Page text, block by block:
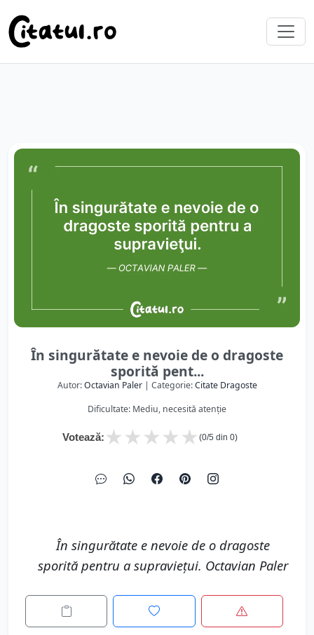
În singurătate e nevoie de o dragoste
sporită pent...
Autor:Octavian Paler| Categorie:Citate Dragoste
Dificultate: Mediu, necesită atenție
Votează: ★
★
★
★
★ (0/5 din 0)
În singurătate e nevoie de o dragoste
sporită pentru a supravieţui. Octavian Paler